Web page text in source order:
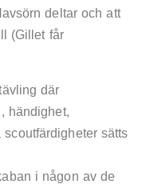
deltar och att
(Gillet får
där
händighet,
sätts
i någon av de